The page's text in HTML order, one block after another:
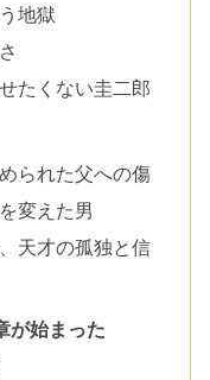
地獄
たくない圭二郎
られた父への傷
変えた男
天才の孤独と信
が始まった